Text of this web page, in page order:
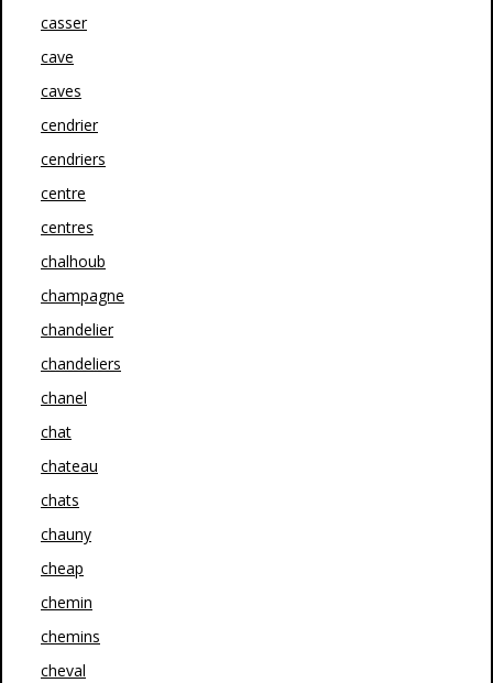
casser
cave
caves
cendrier
cendriers
centre
centres
chalhoub
champagne
chandelier
chandeliers
chanel
chat
chateau
chats
chauny
cheap
chemin
chemins
cheval